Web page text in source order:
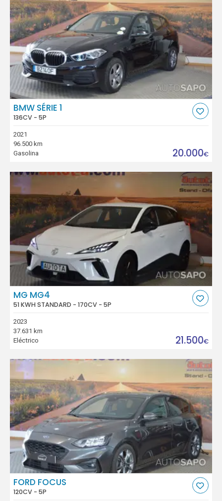
BMW SÉRIE 1
136CV - 5P
2021
96.500 km
Gasolina
20.000€
MG MG4
51 KWH STANDARD - 170CV - 5P
2023
37.631 km
Eléctrico
21.500€
FORD FOCUS
120CV - 5P